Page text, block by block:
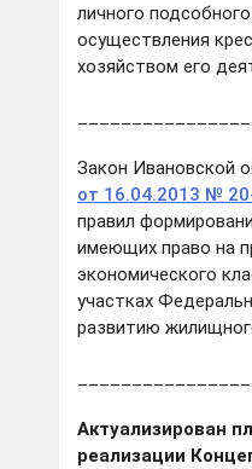
личного
осуществления
хозяйством его
Закон Ивановской
от 16.04.2013 №
правил
имеющих право на
экономического
участках
развитию
Актуализирован
реализации